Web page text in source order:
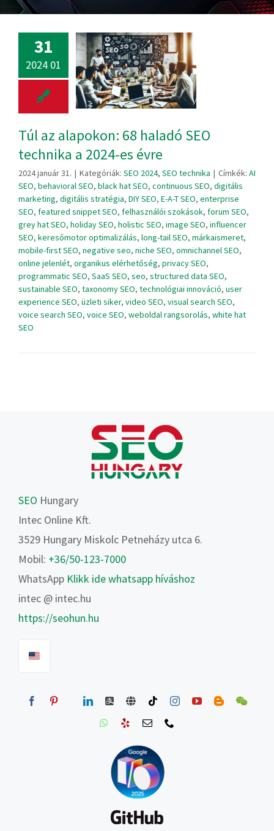
31
2024 01
Túl az alapokon: 68 haladó SEO
technika a 2024-es évre
2024 január 31. | Kategóriák: SEO 2024, SEO technika | Címkék: AI
SEO, behavioral SEO, black hat SEO, continuous SEO, digitális
marketing, digitális stratégia, DIY SEO, E-A-T SEO, enterprise
SEO, featured snippet SEO, felhasználói szokások, forum SEO,
grey hat SEO, holiday SEO, holistic SEO, image SEO, influencer
SEO, keresőmotor optimalizálás, long-tail SEO, márkaismeret,
mobile-first SEO, negative seo, niche SEO, omnichannel SEO,
online jelenlét, organikus elérhetőség, privacy SEO,
programmatic SEO, SaaS SEO, seo, structured data SEO,
sustainable SEO, taxonomy SEO, technológiai innováció, user
experience SEO, üzleti siker, video SEO, visual search SEO,
voice search SEO, voice SEO, weboldal rangsorolás, white hat
SEO
SEO Hungary
Intec Online Kft.
3529 Hungary Miskolc Petneházy utca 6.
Mobil: +36/50-123-7000
WhatsApp Klikk ide whatsapp híváshoz
intec @ intec.hu
https://seohun.hu